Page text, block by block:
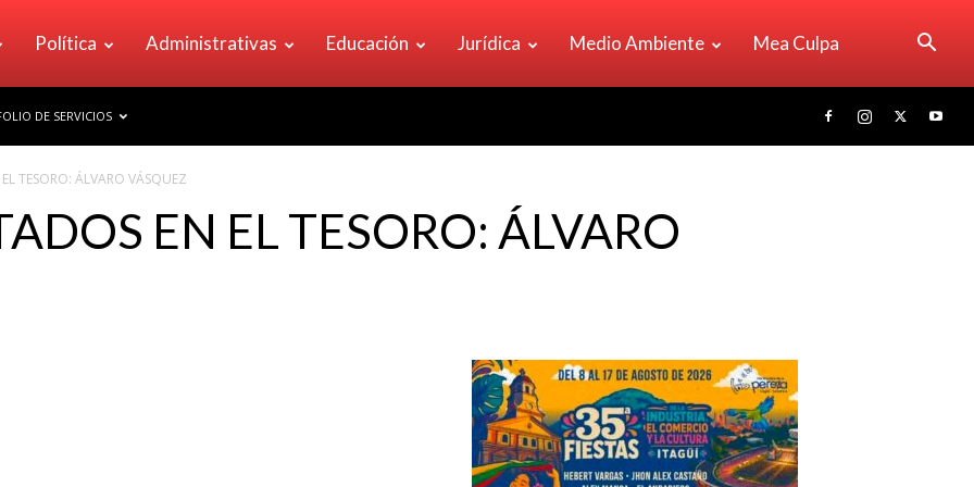
Política Administrativas Educación Jurídica Medio Ambiente Mea Culpa
DE SERVICIOS
TESORO: ÁLVARO VÁSQUEZ
EN EL TESORO: ÁLVARO